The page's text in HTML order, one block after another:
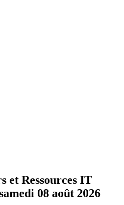
et Ressources IT
08 août 2026